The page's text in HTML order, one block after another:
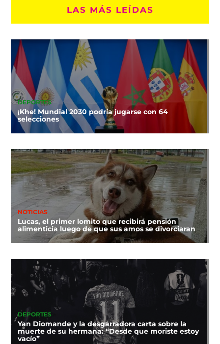
LAS MÁS LEÍDAS
DEPORTES
¡Khe! Mundial 2030 podría jugarse con 64
selecciones
NOTICIAS
Lucas, el primer lomito que recibirá pensión
alimenticia luego de que sus amos se divorciaran
DEPORTES
Yan Diomande y la desgarradora carta sobre la
muerte de su hermana: “Desde que moriste estoy
vacío”